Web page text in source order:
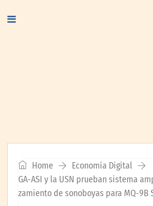
Home
Economía Digital
GA-ASI y la USN prueban sistema
zamiento de sonoboyas para MQ-9B